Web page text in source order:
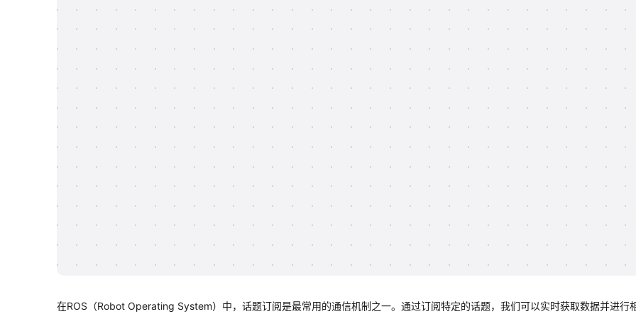
在ROS（Robot Operating System）中，话题订阅是最常用的通信机制之一。通过订阅特定的话题，我们可以实时获取数据并进行